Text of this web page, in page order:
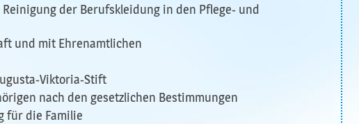
der Berufskleidung in den Pflege- und
und mit Ehrenamtlichen
Viktoria-Stift
nach den gesetzlichen Bestimmungen
für die Familie